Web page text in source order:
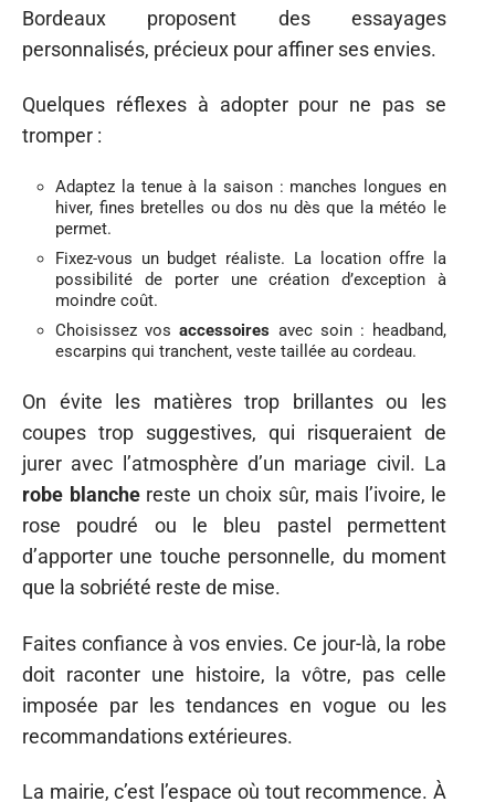
Bordeaux proposent des essayages
personnalisés, précieux pour affiner ses envies.
Quelques réflexes à adopter pour ne pas se
tromper :
Adaptez la tenue à la saison : manches longues en
hiver, fines bretelles ou dos nu dès que la météo le
permet.
Fixez-vous un budget réaliste. La location offre la
possibilité de porter une création d’exception à
moindre coût.
Choisissez vosaccessoires avec soin : headband,
escarpins qui tranchent, veste taillée au cordeau.
On évite les matières trop brillantes ou les
coupes trop suggestives, qui risqueraient de
jurer avec l’atmosphère d’un mariage civil. La
robe blanchereste un choix sûr, mais l’ivoire, le
rose poudré ou le bleu pastel permettent
d’apporter une touche personnelle, du moment
que la sobriété reste de mise.
Faites confiance à vos envies. Ce jour-là, la robe
doit raconter une histoire, la vôtre, pas celle
imposée par les tendances en vogue ou les
recommandations extérieures.
La mairie, c’est l’espace où tout recommence. À